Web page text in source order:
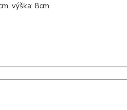
výška: 8cm